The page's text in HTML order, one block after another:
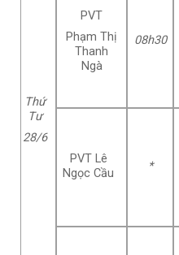
Thứ
Tư
28/6
PVT
Phạm Thị
Thanh
Ngà
08h30
PVT Lê
Ngọc Cầu
*